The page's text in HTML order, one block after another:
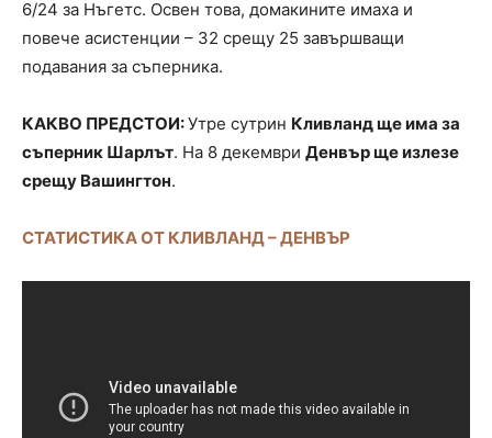
6/24 за Нъгетс. Освен това, домакините имаха и
повече асистенции – 32 срещу 25 завършващи
подавания за съперника.
КАКВО ПРЕДСТОИ:Утре сутрин Кливланд ще има за
съперник Шарлът. На 8 декември Денвър ще излезе
срещу Вашингтон.
СТАТИСТИКА ОТ КЛИВЛАНД – ДЕНВЪР